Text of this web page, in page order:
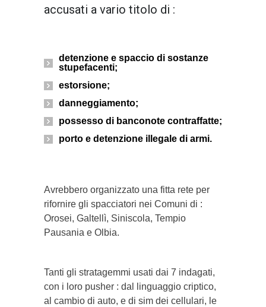
accusati a vario titolo di :
detenzione e spaccio di sostanze
stupefacenti;
estorsione;
danneggiamento;
possesso di banconote contraffatte;
porto e detenzione illegale di armi.
Avrebbero organizzato una fitta rete per
rifornire gli spacciatori nei Comuni di :
Orosei, Galtellì, Siniscola, Tempio
Pausania e Olbia.
Tanti gli stratagemmi usati dai 7 indagati,
con i loro pusher : dal linguaggio criptico,
al cambio di auto, e di sim dei cellulari, le